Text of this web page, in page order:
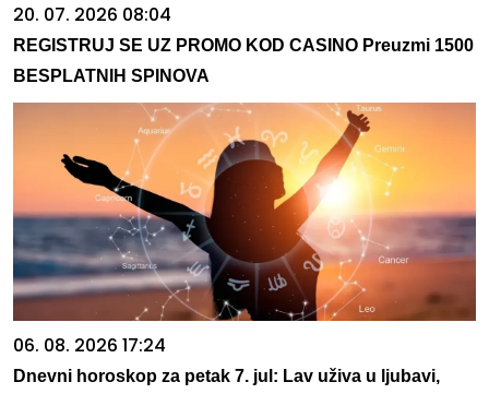
20. 07. 2026 08:04
REGISTRUJ SE UZ PROMO KOD CASINO Preuzmi 1500
BESPLATNIH SPINOVA
06. 08. 2026 17:24
Dnevni horoskop za petak 7. jul: Lav uživa u ljubavi,